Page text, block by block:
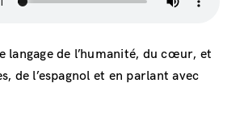
langage de l’humanité, du cœur, et
de l’espagnol et en parlant avec